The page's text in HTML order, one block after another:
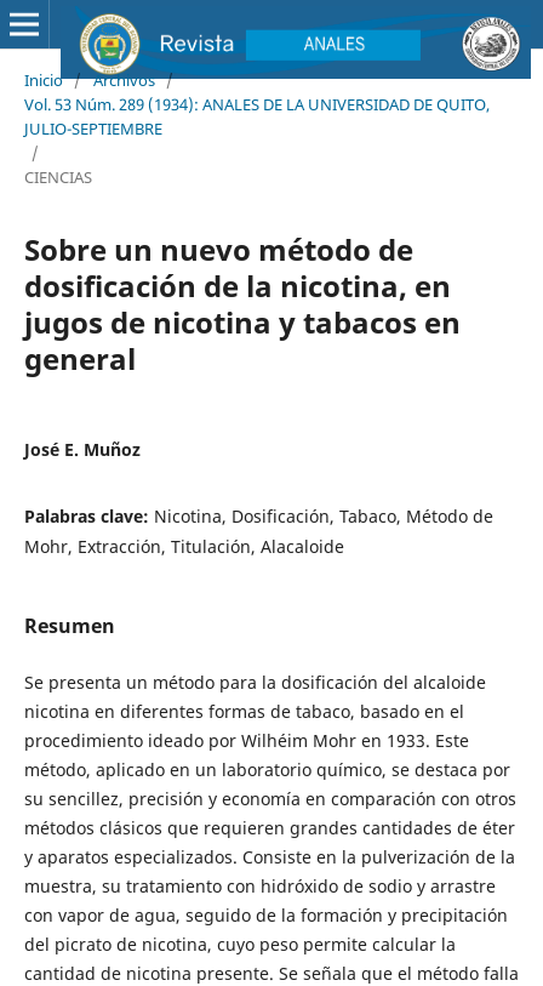
Inicio / Archivos /
Vol. 53 Núm. 289 (1934): ANALES DE LA UNIVERSIDAD DE QUITO,
JULIO-SEPTIEMBRE
/
CIENCIAS
Sobre un nuevo método de
dosificación de la nicotina, en
jugos de nicotina y tabacos en
general
José E. Muñoz
Palabras clave: Nicotina, Dosificación, Tabaco, Método de
Mohr, Extracción, Titulación, Alacaloide
Resumen
Se presenta un método para la dosificación del alcaloide
nicotina en diferentes formas de tabaco, basado en el
procedimiento ideado por Wilhéim Mohr en 1933. Este
método, aplicado en un laboratorio químico, se destaca por
su sencillez, precisión y economía en comparación con otros
métodos clásicos que requieren grandes cantidades de éter
y aparatos especializados. Consiste en la pulverización de la
muestra, su tratamiento con hidróxido de sodio y arrastre
con vapor de agua, seguido de la formación y precipitación
del picrato de nicotina, cuyo peso permite calcular la
cantidad de nicotina presente. Se señala que el método falla